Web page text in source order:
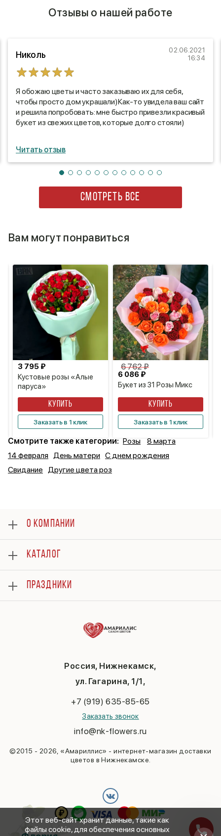
Отзывы о нашей работе
Николь
02.06.2021
16:34
Я обожаю цветы и часто заказываю их для себя,
чтобы просто дом украшали)Как-то увидела ваш сайт
и решила попробовать: мне быстро привезли красивый
букет из свежих цветов, которые долго стояли)
Читать отзыв
СМОТРЕТЬ ВСЕ
Вам могут понравиться
Кустовые розы «Алые
паруса»
3 795 ₽
КУПИТЬ
Заказать в 1 клик
Букет из 31 Розы Микс
6 086 ₽
6 762 ₽
КУПИТЬ
Заказать в 1 клик
Смотрите также категории: Розы
8 марта
14 февраля День матери С днем рождения
Свидание Другие цвета роз
Этот веб-сайт хранит данные, такие как
файлы cookie, для обеспечения основных
Россия, Нижнекамск,
ул. Гагарина, 1/1,
+7 (919) 635-85-65
Заказать звонок
info@nk-flowers.ru
©2015 - 2026, «Амариллис» - интернет-магазин доставки
цветов в Нижнекамске.
О КОМПАНИИ
Оплата
Отзывы
Гарантии
Доставка
Вопросы и ответы
Политика конфиденциальности
КАТАЛОГ
Букеты
Композиции
ПРАЗДНИКИ
Последний звонок